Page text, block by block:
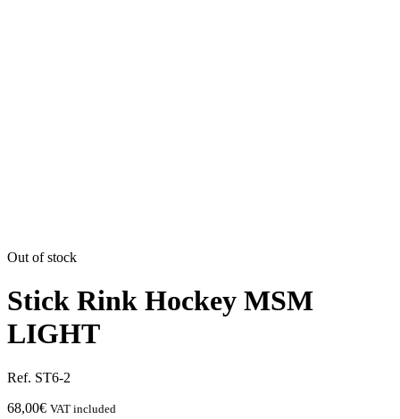
Out of stock
Stick Rink Hockey MSM
LIGHT
Ref. ST6-2
68,00€ VAT included